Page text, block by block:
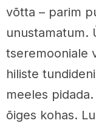
võtta – parim
unustamatum.
tseremooniale
hiliste
meeles
õiges kohas.